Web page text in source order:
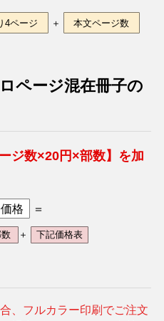
4ページ ＋ 本文ページ数
ページ混在冊子の
ジ数×20円×部数】を加
格 ＝
＋ 下記価格表
、フルカラー印刷でご注文